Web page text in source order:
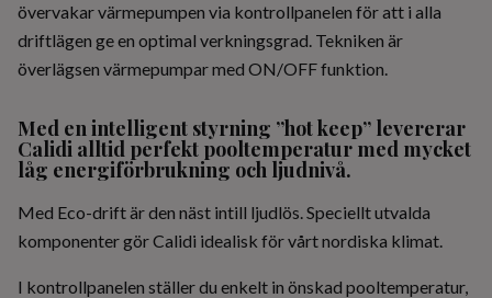
övervakar värmepumpen via kontrollpanelen för att i alla
driftlägen ge en optimal verkningsgrad. Tekniken är
överlägsen värmepumpar med ON/OFF funktion.
Med en intelligent styrning ”hot keep” levererar
Calidi alltid perfekt pooltemperatur med mycket
låg energiförbrukning och ljudnivå.
Med Eco-drift är den näst intill ljudlös. Speciellt utvalda
komponenter gör Calidi idealisk för vårt nordiska klimat.
I kontrollpanelen ställer du enkelt in önskad pooltemperatur,